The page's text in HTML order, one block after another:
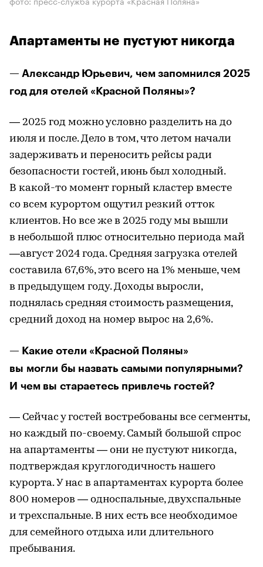
Апартаменты не пустуют никогда
— Александр Юрьевич, чем запомнился 2025
год для отелей «Красной Поляны»?
— 2025 год можно условно разделить на до
июля и после. Дело в том, что летом начали
задерживать и переносить рейсы ради
безопасности гостей, июнь был холодный.
В какой-то момент горный кластер вместе
со всем курортом ощутил резкий отток
клиентов. Но все же в 2025 году мы вышли
в небольшой плюс относительно периода май
—август 2024 года. Средняя загрузка отелей
составила 67,6%, это всего на 1% меньше, чем
в предыдущем году. Доходы выросли,
поднялась средняя стоимость размещения,
средний доход на номер вырос на 2,6%.
— Какие отели «Красной Поляны»
вы могли бы назвать самыми популярными?
И чем вы стараетесь привлечь гостей?
— Сейчас у гостей востребованы все сегменты,
но каждый по-своему. Самый большой спрос
на апартаменты — они не пустуют никогда,
подтверждая круглогодичность нашего
курорта. У нас в апартаментах курорта более
800 номеров — односпальные, двухспальные
и трехспальные. В них есть все необходимое
для семейного отдыха или длительного
пребывания.